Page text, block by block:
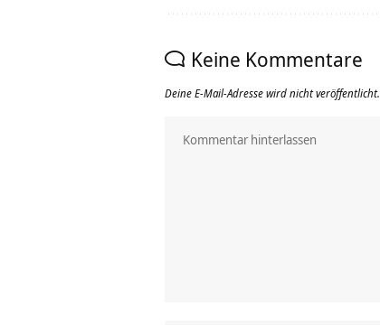
Keine Kommentare
Deine E-Mail-Adresse wird nicht veröffentlicht.